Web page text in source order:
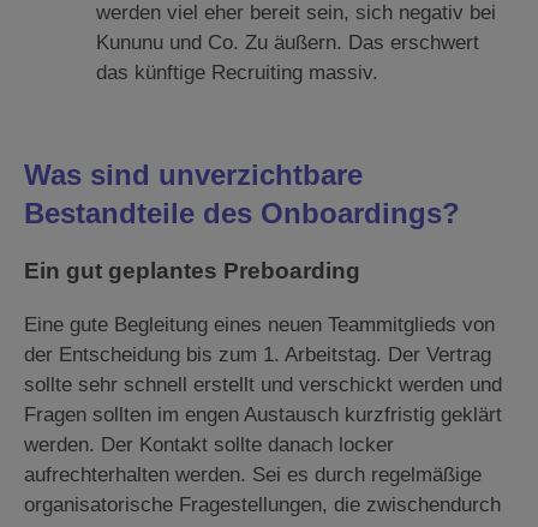
werden viel eher bereit sein, sich negativ bei
Kununu und Co. Zu äußern. Das erschwert
das künftige Recruiting massiv.
Was sind unverzichtbare
Bestandteile des Onboardings?
Ein gut geplantes Preboarding
Eine gute Begleitung eines neuen Teammitglieds von
der Entscheidung bis zum 1. Arbeitstag. Der Vertrag
sollte sehr schnell erstellt und verschickt werden und
Fragen sollten im engen Austausch kurzfristig geklärt
werden. Der Kontakt sollte danach locker
aufrechterhalten werden. Sei es durch regelmäßige
organisatorische Fragestellungen, die zwischendurch